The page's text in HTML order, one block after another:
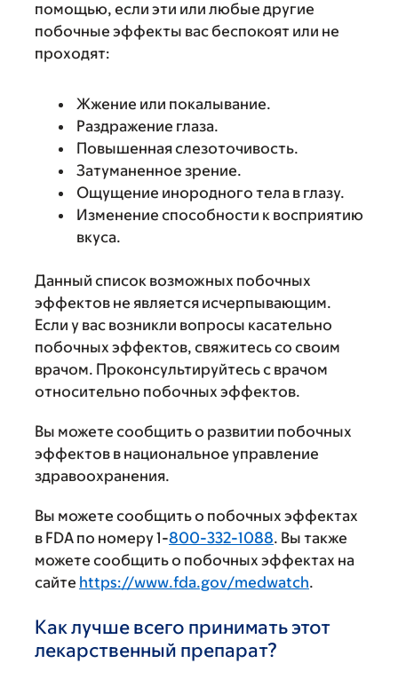
помощью, если эти или любые другие
побочные эффекты вас беспокоят или не
проходят:
Жжение или покалывание.
Раздражение глаза.
Повышенная слезоточивость.
Затуманенное зрение.
Ощущение инородного тела в глазу.
Изменение способности к восприятию
вкуса.
Данный список возможных побочных
эффектов не является исчерпывающим.
Если у вас возникли вопросы касательно
побочных эффектов, свяжитесь со своим
врачом. Проконсультируйтесь с врачом
относительно побочных эффектов.
Вы можете сообщить о развитии побочных
эффектов в национальное управление
здравоохранения.
Вы можете сообщить о побочных эффектах
в FDA по номеру 1-800-332-1088. Вы также
можете сообщить о побочных эффектах на
сайте https://www.fda.gov/medwatch.
Как лучше всего принимать этот
лекарственный препарат?